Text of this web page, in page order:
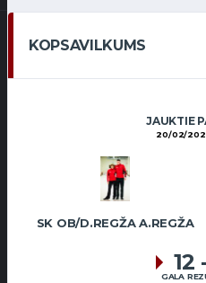
KOPSAVILKUMS
JAUKTIE
20/02/
SK OB/D.REGŽA A.REGŽA
12
GALA